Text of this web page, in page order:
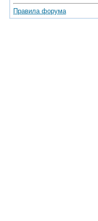
Правила форума